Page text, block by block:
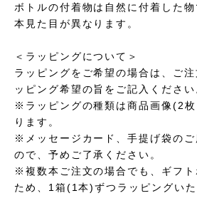
ボトルの付着物は自然に付着した
本見た目が異なります。
＜ラッピングについて＞
ラッピングをご希望の場合は、ご
ッピング希望の旨をご記入ください
※ラッピングの種類は商品画像(2
ります。
※メッセージカード、手提げ袋のご
ので、予めご了承ください。
※複数本ご注文の場合でも、ギフ
ため、1箱(1本)ずつラッピングいた